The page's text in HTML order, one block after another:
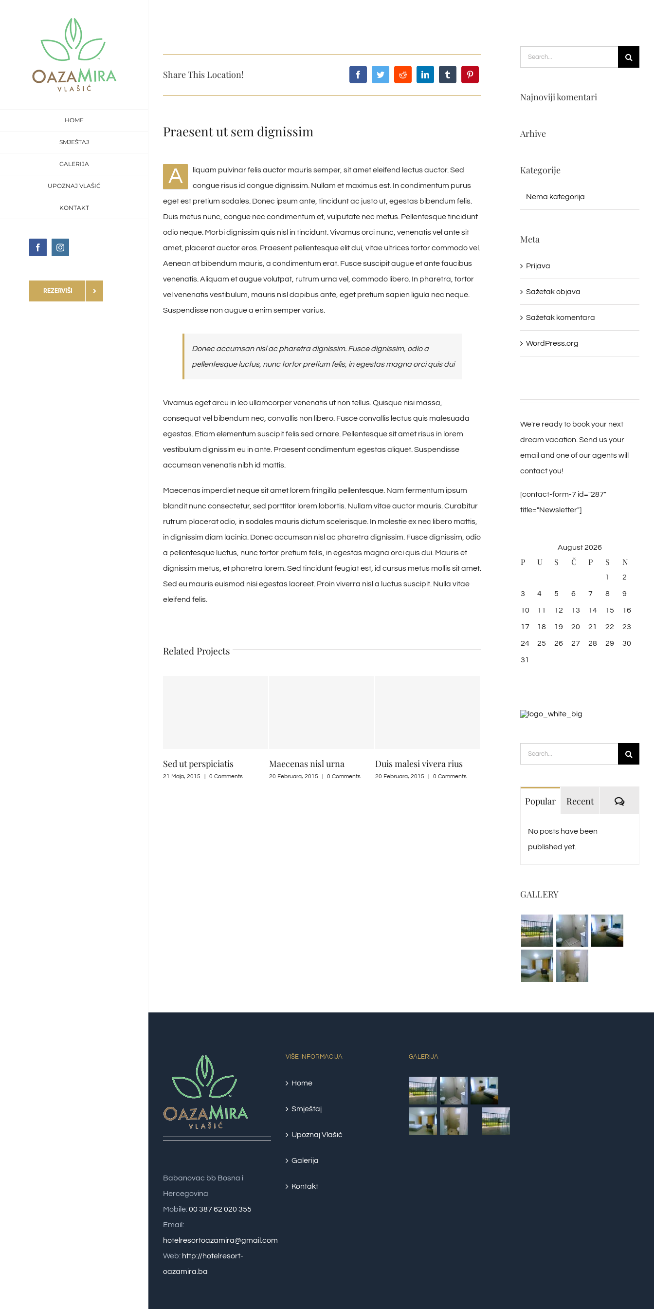
HOME
SMJEŠTAJ
GALERIJA
UPOZNAJ VLAŠIĆ
KONTAKT
FacebookInstagram
REZERVIŠI
Share This Location!
Praesent ut sem dignissim
A
liquam pulvinar felis auctor mauris semper, sit amet eleifend lectus auctor. Sed
congue risus id congue dignissim. Nullam et maximus est. In condimentum purus
eget est pretium sodales. Donec ipsum ante, tincidunt ac justo ut, egestas bibendum felis.
Duis metus nunc, congue nec condimentum et, vulputate nec metus. Pellentesque tincidunt
odio neque. Morbi dignissim quis nisl in tincidunt. Vivamus orci nunc, venenatis vel ante sit
amet, placerat auctor eros. Praesent pellentesque elit dui, vitae ultrices tortor commodo vel.
Aenean at bibendum mauris, a condimentum erat. Fusce suscipit augue et ante faucibus
venenatis. Aliquam et augue volutpat, rutrum urna vel, commodo libero. In pharetra, tortor
vel venenatis vestibulum, mauris nisl dapibus ante, eget pretium sapien ligula nec neque.
Suspendisse non augue a enim semper varius.
Donec accumsan nisl ac pharetra dignissim. Fusce dignissim, odio a
pellentesque luctus, nunc tortor pretium felis, in egestas magna orci quis dui
Vivamus eget arcu in leo ullamcorper venenatis ut non tellus. Quisque nisi massa,
consequat vel bibendum nec, convallis non libero. Fusce convallis lectus quis malesuada
egestas. Etiam elementum suscipit felis sed ornare. Pellentesque sit amet risus in lorem
vestibulum dignissim eu in ante. Praesent condimentum egestas aliquet. Suspendisse
accumsan venenatis nibh id mattis.
Maecenas imperdiet neque sit amet lorem fringilla pellentesque. Nam fermentum ipsum
blandit nunc consectetur, sed porttitor lorem lobortis. Nullam vitae auctor mauris. Curabitur
rutrum placerat odio, in sodales mauris dictum scelerisque. In molestie ex nec libero mattis,
in dignissim diam lacinia. Donec accumsan nisl ac pharetra dignissim. Fusce dignissim, odio
a pellentesque luctus, nunc tortor pretium felis, in egestas magna orci quis dui. Mauris et
dignissim metus, et pharetra lorem. Sed tincidunt feugiat est, id cursus metus mollis sit amet.
Sed eu mauris euismod nisi egestas laoreet. Proin viverra nisl a luctus suscipit. Nulla vitae
eleifend felis.
Related Projects
Sed ut perspiciatis
21 Maja, 2015 0 Comments
Maecenas nisl urna
20 Februara, 2015 0 Comments
Duis malesi vivera rius
20 Februara, 2015 0 Comments
Search
for:
Najnoviji komentari
Arhive
Kategorije
Nema kategorija
Meta
Prijava
Sažetak objava
Sažetak komentara
WordPress.org
We're ready to book your next
dream vacation. Send us your
email and one of our agents will
contact you!
[contact-form-7 id="287"
title="Newsletter"]
August 2026
P U S Č P S N
1 2
3 4 5 6 7 8 9
10 11 12 13 14 15 16
17 18 19 20 21 22 23
24 25 26 27 28 29 30
31
Search
for:
Popular Recent
No posts have been
published yet.
GALLERY
Babanovac bb Bosna i
Hercegovina
Mobile:00 387 62 020 355
Email:
hotelresortoazamira@gmail.com
Web: http://hotelresort-
oazamira.ba
VIŠE INFORMACIJA
Home
Smještaj
Upoznaj Vlašić
Galerija
Kontakt
GALERIJA